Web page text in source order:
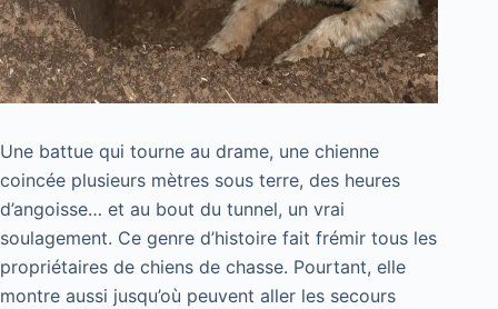
Une battue qui tourne au drame, une chienne
coincée plusieurs mètres sous terre, des heures
d’angoisse… et au bout du tunnel, un vrai
soulagement. Ce genre d’histoire fait frémir tous les
propriétaires de chiens de chasse. Pourtant, elle
montre aussi jusqu’où peuvent aller les secours